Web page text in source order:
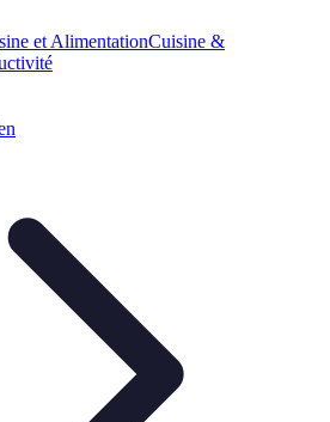
et AlimentationCuisine &